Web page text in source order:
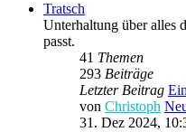
Tratsch
Unterhaltung über alles
passt.
41 Themen
293 Beiträge
Letzter Beitrag
von Christoph
31. Dez 2024,